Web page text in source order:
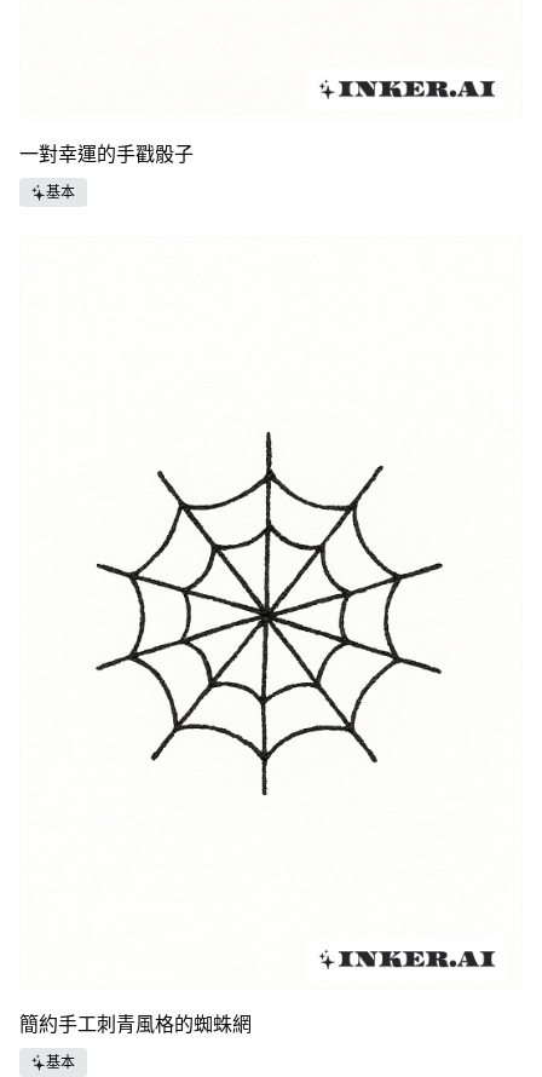
一對幸運的手戳骰子
基本
簡約手工刺青風格的蜘蛛網
基本